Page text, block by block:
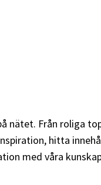
nätet. Från roliga
hitta
med våra